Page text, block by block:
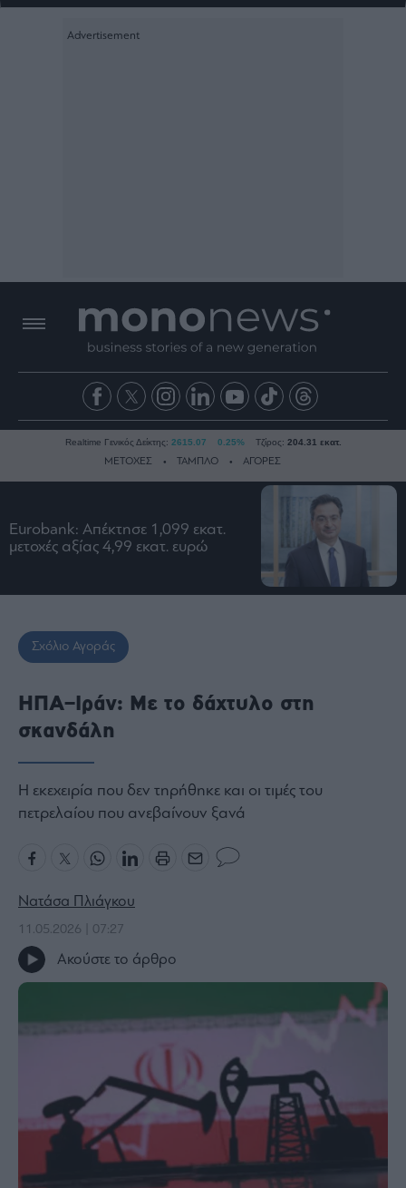
Ειδήσεις
Οικονομία
Ναυτιλία
Real
Ενέργεια
Πολιτική
Πολιτισμός
Κοινωνία
Law
Financial
The
Wiseman
Media
Winners
Realtime Γενικός Δείκτης: 2615.07 0.25% Τζίρος: 204.31 εκατ.
ΜΕΤΟΧΕΣ ΤΑΜΠΛΟ ΑΓΟΡΕΣ
Eurobank: Απέκτησε 1,099 εκατ.
μετοχές αξίας 4,99 εκατ. ευρώ
Σχόλιο Αγοράς
ΗΠΑ–Ιράν: Με το δάχτυλο στη
σκανδάλη
Η εκεχειρία που δεν τηρήθηκε και οι τιμές του
πετρελαίου που ανεβαίνουν ξανά
Νατάσα Πλιάγκου
11.05.2026 | 07:27
Ακούστε το άρθρο